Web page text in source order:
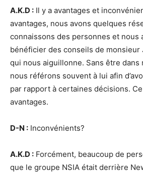
A.K.D : Il y a avantages et
avantages, nous avons quelques
connaissons des personnes et nous
bénéficier des conseils de monsieur
qui nous aiguillonne. Sans être dans
nous référons souvent à lui afin
par rapport à certaines décisions.
avantages.
D-N : Inconvénients?
A.K.D : Forcément, beaucoup de
que le groupe NSIA était derrière